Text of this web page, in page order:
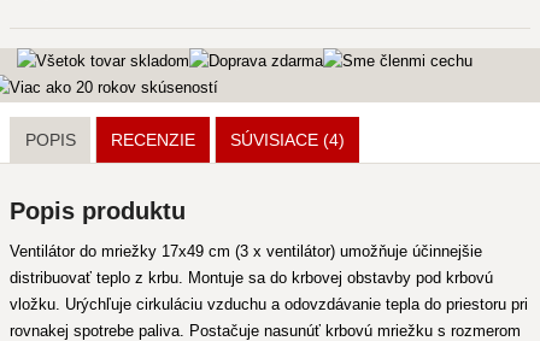
POPIS RECENZIE SÚVISIACE (4)
Popis produktu
Ventilátor do mriežky 17x49 cm (3 x ventilátor) umožňuje účinnejšie
distribuovať teplo z krbu. Montuje sa do krbovej obstavby pod krbovú
vložku. Urýchľuje cirkuláciu vzduchu a odovzdávanie tepla do priestoru pri
rovnakej spotrebe paliva. Postačuje nasunúť krbovú mriežku s rozmerom